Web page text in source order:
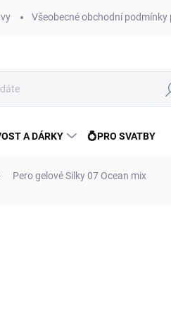
Všeobecné obchodní podmínky
A DÁRKY 💍PRO SVATBY
Pero gelové Silky 07 Ocean mix